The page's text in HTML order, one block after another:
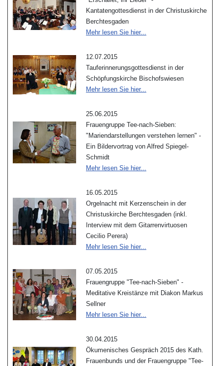
Kantatengottesdienst in der Christuskirche
Berchtesgaden
Mehr lesen Sie hier...
12.07.2015
Tauferinnerungsgottesdienst in der
Schöpfungskirche Bischofswiesen
Mehr lesen Sie hier...
25.06.2015
Frauengruppe Tee-nach-Sieben:
"Mariendarstellungen verstehen lernen" -
Ein Bildervortrag von Alfred Spiegel-
Schmidt
Mehr lesen Sie hier...
16.05.2015
Orgelnacht mit Kerzenschein in der
Christuskirche Berchtesgaden (inkl.
Interview mit dem Gitarrenvirtuosen
Cecilio Perera)
Mehr lesen Sie hier...
07.05.2015
Frauengruppe "Tee-nach-Sieben" -
Meditative Kreistänze mit Diakon Markus
Sellner
Mehr lesen Sie hier...
30.04.2015
Ökumenisches Gespräch 2015 des Kath.
Frauenbunds und der Frauengruppe "Tee-